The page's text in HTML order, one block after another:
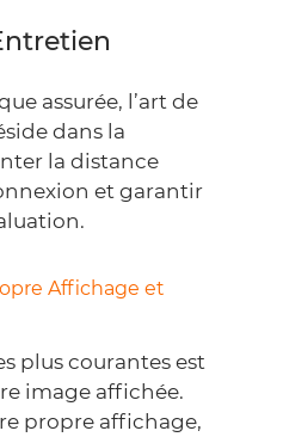
assurée, l’art de
dans la
la distance
et garantir
Affichage et
plus courantes est
image affichée.
propre affichage,